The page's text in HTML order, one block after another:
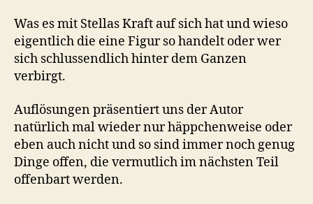
Was es mit Stellas Kraft auf sich hat und wieso
eigentlich die eine Figur so handelt oder wer
sich schlussendlich hinter dem Ganzen
verbirgt.
Auflösungen präsentiert uns der Autor
natürlich mal wieder nur häppchenweise oder
eben auch nicht und so sind immer noch genug
Dinge offen, die vermutlich im nächsten Teil
offenbart werden.